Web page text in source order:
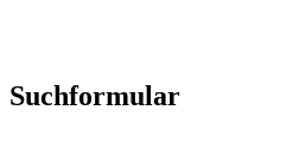
Suchformular